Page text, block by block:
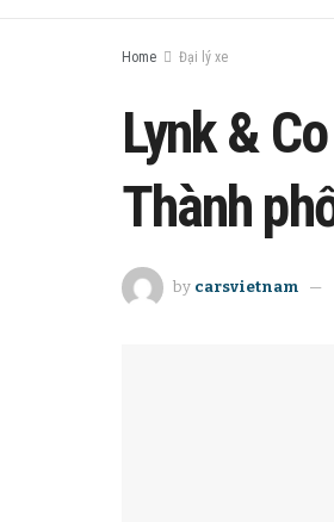
Home Đại lý xe
Lynk &
Thành
by carsvietnam